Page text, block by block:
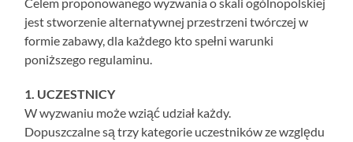
jest stworzenie alternatywnej przestrzeni twórczej w
formie zabawy, dla każdego kto spełni warunki
poniższego regulaminu.
1. UCZESTNICY
W wyzwaniu może wziąć udział każdy.
Dopuszczalne są trzy kategorie uczestników ze względu